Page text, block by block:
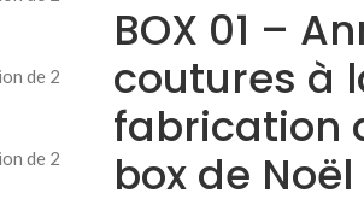
BOX 01 –
coutures à
fabrication
box de Noël